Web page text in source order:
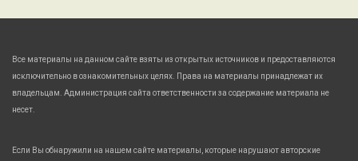
Все материалы на данном сайте взяты из открытых источников и предоставляются
исключительно в ознакомительных целях. Права на материалы принадлежат их
владельцам. Администрация сайта ответственности за содержание материала не
несет.
Если Вы обнаружили на нашем сайте материалы, которые нарушают авторские